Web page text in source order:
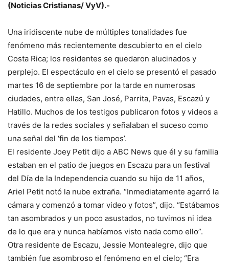
(Noticias Cristianas/ VyV).-
Una iridiscente nube de múltiples tonalidades fue
fenómeno más recientemente descubierto en el cielo
Costa Rica; los residentes se quedaron alucinados y
perplejo. El espectáculo en el cielo se presentó el pasado
martes 16 de septiembre por la tarde en numerosas
ciudades, entre ellas, San José, Parrita, Pavas, Escazú y
Hatillo. Muchos de los testigos publicaron fotos y videos a
través de la redes sociales y señalaban el suceso como
una señal del ‘fin de los tiempos’.
El residente Joey Petit dijo a ABC News que él y su familia
estaban en el patio de juegos en Escazu para un festival
del Día de la Independencia cuando su hijo de 11 años,
Ariel Petit notó la nube extraña. “Inmediatamente agarró la
cámara y comenzó a tomar video y fotos”, dijo. “Estábamos
tan asombrados y un poco asustados, no tuvimos ni idea
de lo que era y nunca habíamos visto nada como ello”.
Otra residente de Escazu, Jessie Montealegre, dijo que
también fue asombroso el fenómeno en el cielo; “Era